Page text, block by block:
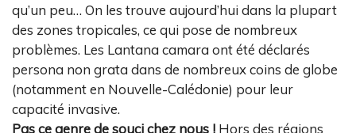
qu’un peu… On les trouve aujourd’hui dans la plupart
des zones tropicales, ce qui pose de nombreux
problèmes. Les Lantana camara ont été déclarés
persona non grata dans de nombreux coins de globe
(notamment en Nouvelle-Calédonie) pour leur
capacité invasive.
Pas ce genre de souci chez nous ! Hors des régions